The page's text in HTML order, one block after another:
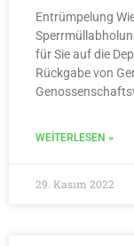
Entrümpelung
für Sie auf die
Rückgabe von
WEITERLESEN »
29. Kasım 2022